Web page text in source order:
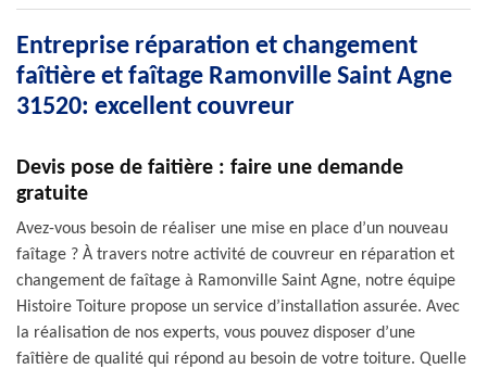
Entreprise réparation et changement
faîtière et faîtage Ramonville Saint Agne
31520: excellent couvreur
Devis pose de faitière : faire une demande
gratuite
Avez-vous besoin de réaliser une mise en place d’un nouveau
faîtage ? À travers notre activité de couvreur en réparation et
changement de faîtage à Ramonville Saint Agne, notre équipe
Histoire Toiture propose un service d’installation assurée. Avec
la réalisation de nos experts, vous pouvez disposer d’une
faîtière de qualité qui répond au besoin de votre toiture. Quelle